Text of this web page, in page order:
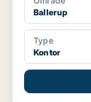
Ballerup
Type
Kontor